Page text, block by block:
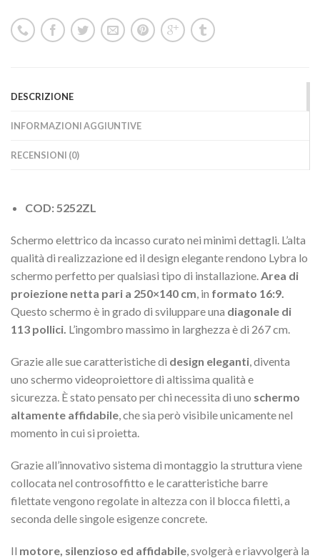
DESCRIZIONE
INFORMAZIONI AGGIUNTIVE
RECENSIONI (0)
COD: 5252ZL
Schermo elettrico da incasso curato nei minimi dettagli. L’alta
qualità di realizzazione ed il design elegante rendono Lybra lo
schermo perfetto per qualsiasi tipo di installazione. Area di
proiezione netta pari a 250×140 cm , in formato 16:9.
Questo schermo è in grado di sviluppare una diagonale di
113 pollici. L’ingombro massimo in larghezza è di 267 cm.
Grazie alle sue caratteristiche di design eleganti , diventa
uno schermo videoproiettore di altissima qualità e
sicurezza. È stato pensato per chi necessita di uno schermo
altamente affidabile , che sia però visibile unicamente nel
momento in cui si proietta.
Grazie all’innovativo sistema di montaggio la struttura viene
collocata nel controsoffitto e le caratteristiche barre
filettate vengono regolate in altezza con il blocca filetti, a
seconda delle singole esigenze concrete.
Il motore, silenzioso ed affidabile , svolgerà e riavvolgerà la